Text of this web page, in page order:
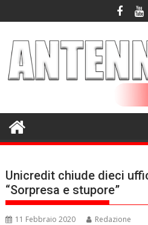
to
Unicredit chiude dieci
“Sorpresa e stupore”
11 Febbraio 2020 Redazione